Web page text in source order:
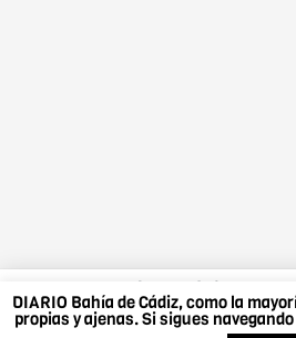
DIARIO Bahía de Cádiz, como la
propias y ajenas. Si sigues
DIARIO Bahía de Cádiz,
utiliza cookies propias y
entendemos que aceptas